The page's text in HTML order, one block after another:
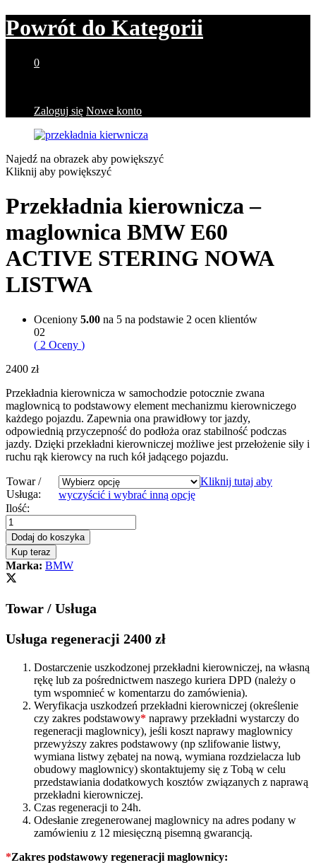
Powrót do Kategorii
0
Zaloguj się Nowe konto
Najedź na obrazek aby powiększyć
Kliknij aby powiększyć
Przekładnia kierownicza –
maglownica BMW E60
ACTIVE STERING NOWA
LISTWA
Oceniony 5.00 na 5 na podstawie 2 ocen klientów
02
( 2 Oceny )
2400 zł
Przekładnia kierownicza w samochodzie potocznie zwana
maglownicą to podstawowy element mechanizmu kierowniczego
każdego pojazdu. Zapewnia ona prawidłowy tor jazdy,
odpowiednią przyczepność do podłoża oraz stabilność podczas
jazdy. Dzięki przekładni kierowniczej możliwe jest przełożenie siły i
ruchu rąk kierowcy na ruch kół jadącego pojazdu.
Towar /
Usługa:
Kliknij tutaj aby
wyczyścić i wybrać inną opcję
Przekładnia
kierownicza
-
maglownica
BMW
E60
ACTIVE
NOWA
quantity
Ilość:
Dodaj do koszyka
Kup teraz
Marka: BMW
Towar / Usługa
Usługa regeneracji 2400 zł
Dostarczenie uszkodzonej przekładni kierowniczej, na własną
rękę lub za pośrednictwem naszego kuriera DPD (należy o
tym wspomnieć w komentarzu do zamówienia).
Weryfikacja uszkodzeń przekładni kierowniczej (określenie
czy zakres podstawowy* naprawy przekładni wystarczy do
regeneracji maglownicy), jeśli koszt naprawy maglownicy
przewyższy zakres podstawowy (np szlifowanie listwy,
wymiana listwy zębatej na nową, wymiana rozdzielacza lub
obudowy maglownicy) skontaktujemy się z Tobą w celu
przedstawiania dodatkowych kosztów związanych z naprawą
przekładni kierowniczej.
Czas regeneracji to 24h.
Odesłanie zregenerowanej maglownicy na adres podany w
zamówieniu z 12 miesięczną pisemną gwarancją.
*Zakres podstawowy regeneracji maglownicy: